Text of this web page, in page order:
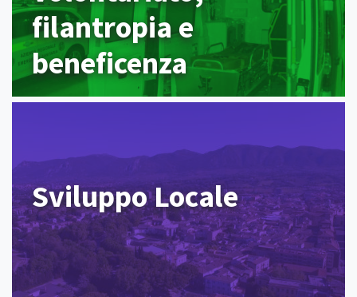
filantropia e
beneficenza
Sviluppo Locale